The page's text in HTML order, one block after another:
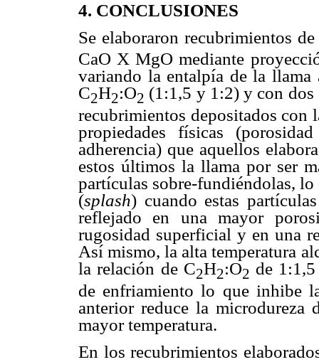
4. CONCLUSIONES
Se elaboraron recubrimientos
CaO X MgO mediante
variando la entalpía de la
C2H2:O2 (1:1,5 y 1:2) y con
recubrimientos depositados con
propiedades físicas
adherencia) que aquellos
estos últimos la llama por ser
partículas sobre-fundiéndolas,
(splash) cuando estas
reflejado en una mayor
rugosidad superficial y en una
Así mismo, la alta temperatura
la relación de C2H2:O2 de
de enfriamiento lo que inhibe
anterior reduce la microdureza
mayor temperatura.
En los recubrimientos